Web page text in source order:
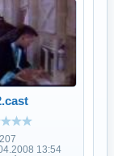
13:54